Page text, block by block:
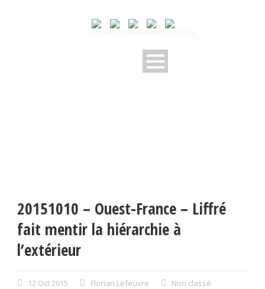
20151010 – Ouest-France – Liffré
fait mentir la hiérarchie à
l’extérieur
12 Oct 2015 Florian Lefeuvre Non classé